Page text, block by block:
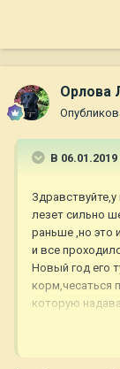
Орлова
В 06.01.2019
лезет сильно
раньше ,но это
и все
Новый год его
корм,чесаться
которую